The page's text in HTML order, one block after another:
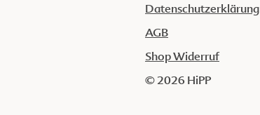
Datenschutzerklärung
AGB
Shop Widerruf
© 2026 HiPP